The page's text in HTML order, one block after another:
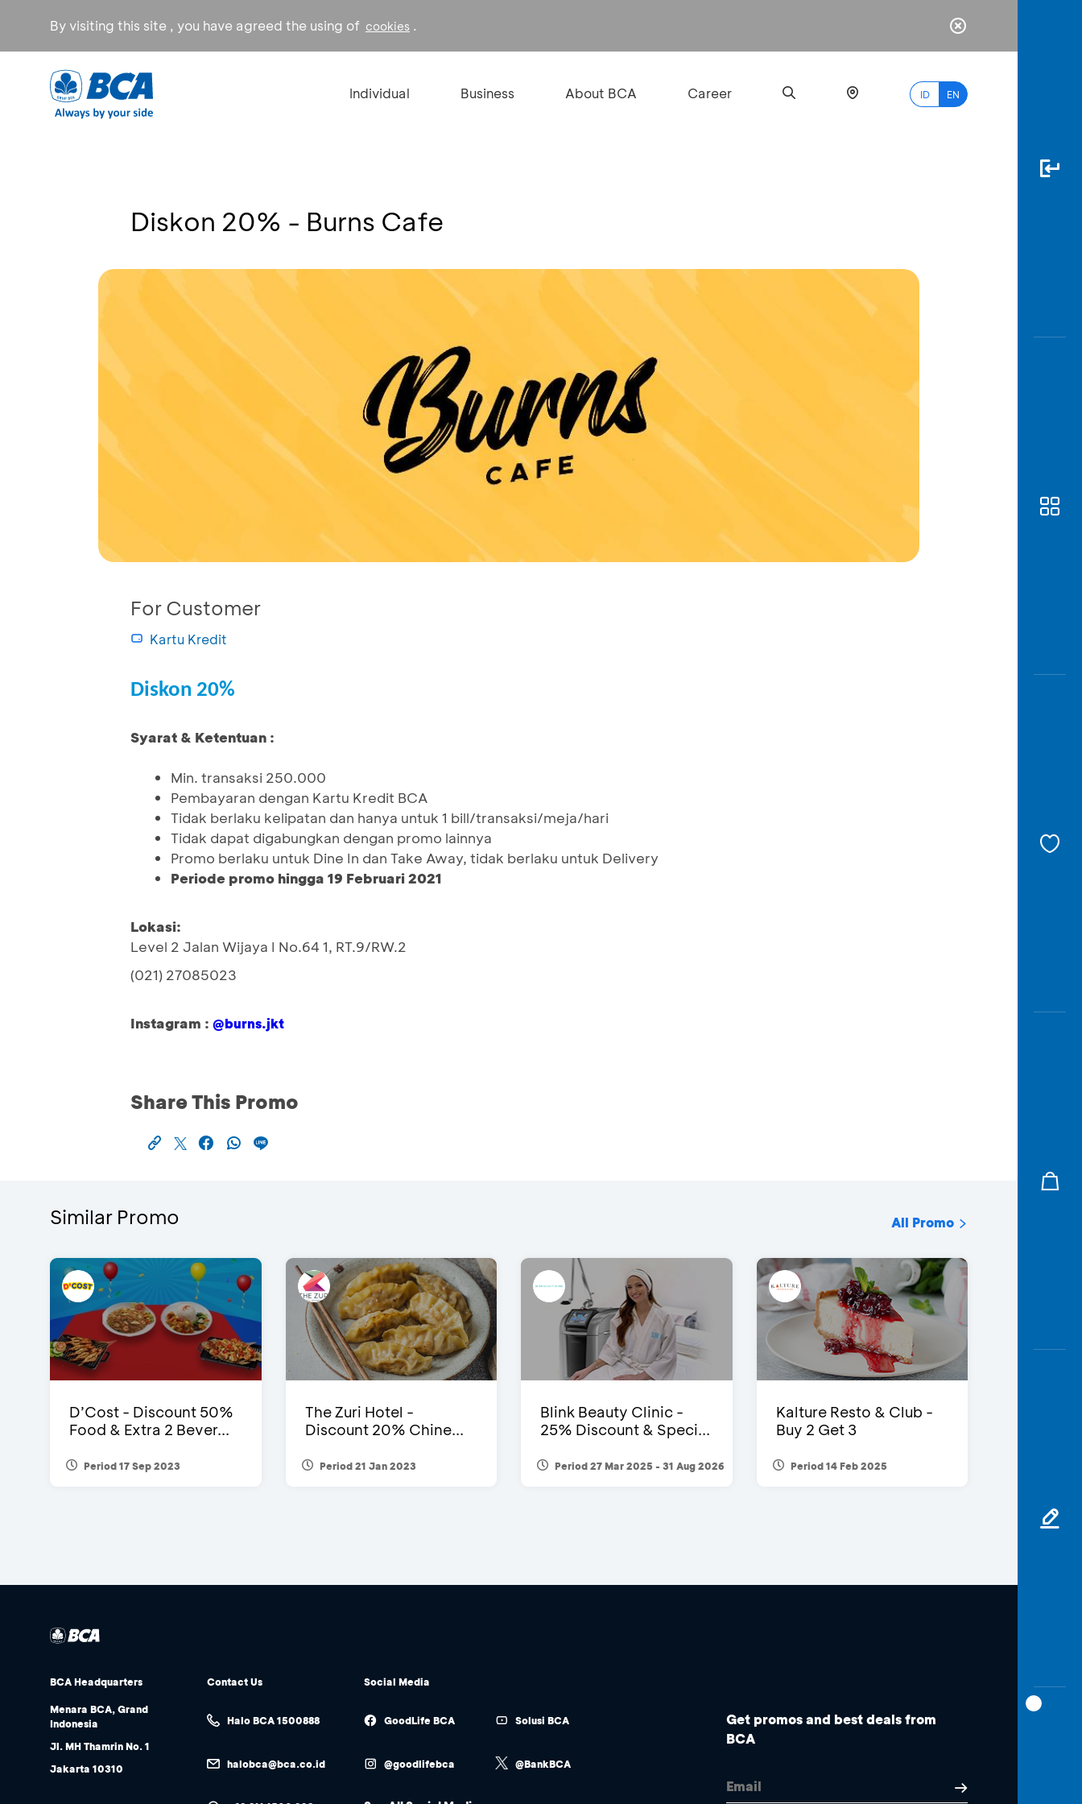
By visiting this site , you have agreed the using of cookies .
Individual Business About BCA Career ID EN
Diskon 20% - Burns Cafe
For Customer
Kartu Kredit
Diskon 20%
Syarat & Ketentuan :
Min. transaksi 250.000
Pembayaran dengan Kartu Kredit BCA
Tidak berlaku kelipatan dan hanya untuk 1 bill/transaksi/meja/hari
Tidak dapat digabungkan dengan promo lainnya
Promo berlaku untuk Dine In dan Take Away, tidak berlaku untuk Delivery
Periode promo hingga 19 Februari 2021
Lokasi:
Level 2 Jalan Wijaya I No.64 1, RT.9/RW.2
(021) 27085023
Instagram : @burns.jkt
Share This Promo
Similar Promo All Promo
D’Cost - Discount 50%
Food & Extra 2 Bever...
Period 17 Sep 2023
The Zuri Hotel -
Discount 20% Chine...
Period 21 Jan 2023
Blink Beauty Clinic -
25% Discount & Speci...
Period 27 Mar 2025 - 31 Aug 2026
Kalture Resto & Club -
Buy 2 Get 3
Period 14 Feb 2025
BCA Headquarters
Menara BCA, Grand
Indonesia
Jl. MH Thamrin No. 1
Jakarta 10310
Contact Us
Halo BCA 1500888
halobca@bca.co.id
Social Media
GoodLife BCA
@goodlifebca
Solusi BCA
@BankBCA
Get promos and best deals from
BCA